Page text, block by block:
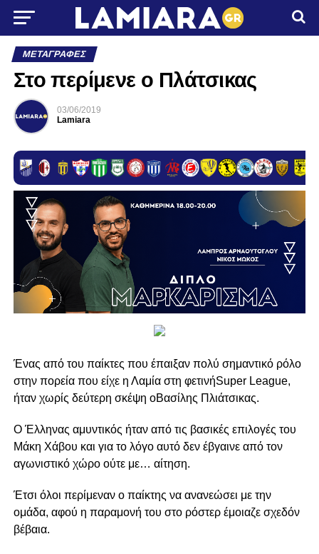
ΜΕΤΑΓΡΑΦΈΣ
Στο περίμενε ο Πλάτσικας
03/06/2019
Lamiara
Ένας από του παίκτες που έπαιξαν πολύ σημαντικό ρόλο
στην πορεία που είχε η Λαμία στη φετινήSuper League,
ήταν χωρίς δεύτερη σκέψη οΒασίλης Πλιάτσικας.
Ο Έλληνας αμυντικός ήταν από τις βασικές επιλογές του
Μάκη Χάβου και για το λόγο αυτό δεν έβγαινε από τον
αγωνιστικό χώρο ούτε με… αίτηση.
Έτσι όλοι περίμεναν ο παίκτης να ανανεώσει με την
ομάδα, αφού η παραμονή του στο ρόστερ έμοιαζε σχεδόν
βέβαια.